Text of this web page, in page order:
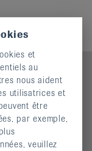
et
au
nous aident
utilisatrices et
être
par exemple,
veuillez